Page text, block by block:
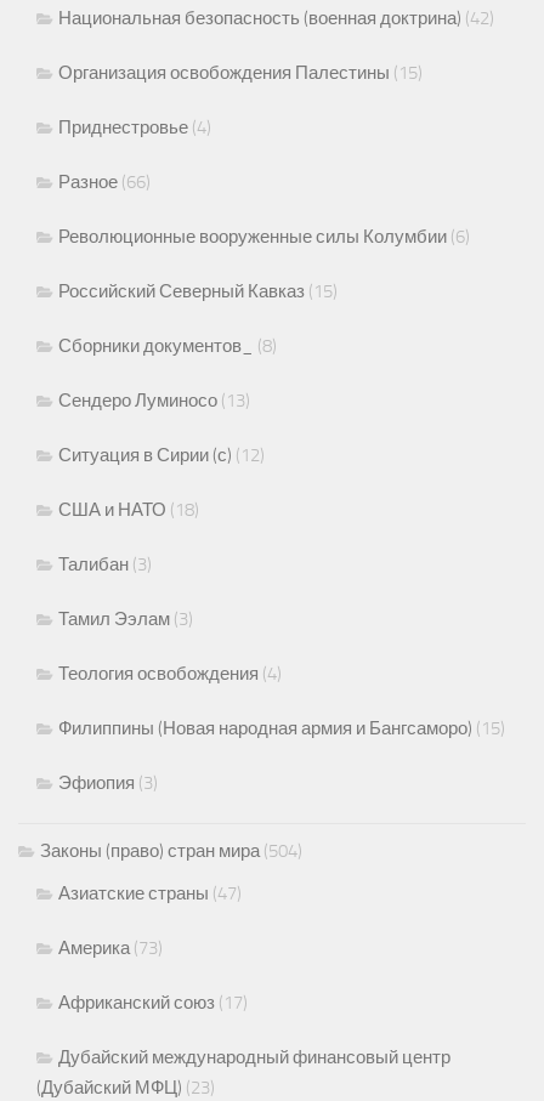
Национальная безопасность (военная доктрина) (42)
Организация освобождения Палестины (15)
Приднестровье (4)
Разное (66)
Революционные вооруженные силы Колумбии (6)
Российский Северный Кавказ (15)
Сборники документов_ (8)
Сендеро Луминосо (13)
Ситуация в Сирии (с) (12)
США и НАТО (18)
Талибан (3)
Тамил Ээлам (3)
Теология освобождения (4)
Филиппины (Новая народная армия и Бангсаморо) (15)
Эфиопия (3)
Законы (право) стран мира(504)
Азиатские страны (47)
Америка(73)
Африканский союз (17)
Дубайский международный финансовый центр
(Дубайский МФЦ) (23)